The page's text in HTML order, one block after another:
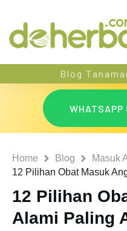
Blog
WHATSAPP
Home Blog
Masuk
12 Pilihan
Alami Paling